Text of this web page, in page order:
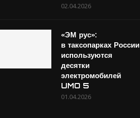
02.04.2026
«ЭМ рус»:
в таксопарках России
используются
десятки
электромобилей
UMO 5
01.04.2026